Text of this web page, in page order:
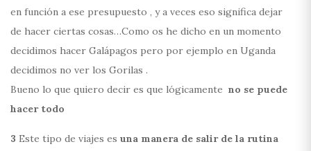
en función a ese presupuesto , y a veces eso significa dejar
de hacer ciertas cosas…Como os he dicho en un momento
decidimos hacer Galápagos pero por ejemplo en Uganda
decidimos no ver los Gorilas .
Bueno lo que quiero decir es que lógicamente no se puede
hacer todo
3 Este tipo de viajes es una manera de salir de la rutina